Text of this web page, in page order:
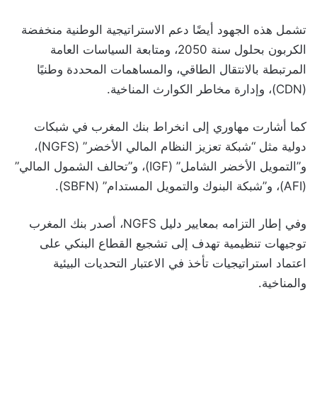
تشمل هذه الجهود أيضًا دعم الاستراتيجية الوطنية منخفضة
الكربون بحلول سنة 2050، ومتابعة السياسات العامة
المرتبطة بالانتقال الطاقي، والمساهمات المحددة وطنيًا
(CDN)، وإدارة مخاطر الكوارث المناخية.
كما أشارت مهاوري إلى انخراط بنك المغرب في شبكات
دولية مثل “شبكة تعزيز النظام المالي الأخضر” (NGFS)،
و”التمويل الأخضر الشامل” (IGF)، و”تحالف الشمول المالي”
(AFI)، و”شبكة البنوك والتمويل المستدام” (SBFN).
وفي إطار التزامه بمعايير دليل NGFS، أصدر بنك المغرب
توجيهات تنظيمية تهدف إلى تشجيع القطاع البنكي على
اعتماد استراتيجيات تأخذ في الاعتبار التحديات البيئية
والمناخية.